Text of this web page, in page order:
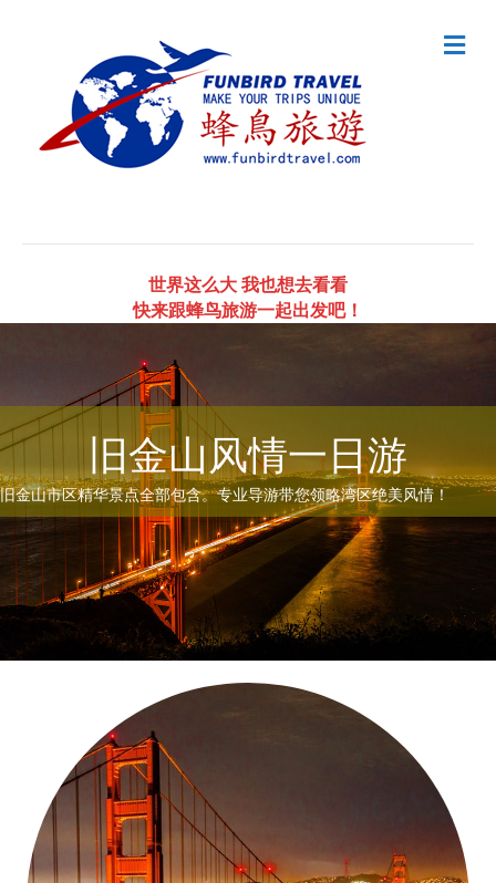
世界这么大 我也想去看看
快来跟蜂鸟旅游一起出发吧！
旧金山风情一日游
旧金山市区精华景点全部包含。专业导游带您领略湾区绝美风情！